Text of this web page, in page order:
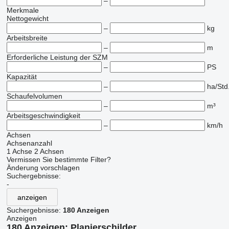
Merkmale
Nettogewicht
–
kg
Arbeitsbreite
–
m
Erforderliche Leistung der SZM
–
PS
Kapazität
–
ha/
Schaufelvolumen
–
m³
Arbeitsgeschwindigkeit
–
km/h
Achsen
Achsenanzahl
1 Achse 2 Achsen
Vermissen Sie bestimmte Filter?
Änderung vorschlagen
Suchergebnisse:
-
anzeigen
Suchergebnisse: 180 Anzeigen
Anzeigen